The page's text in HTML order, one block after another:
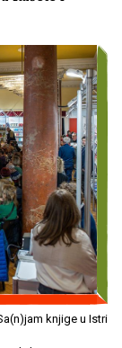
knjige u Istri